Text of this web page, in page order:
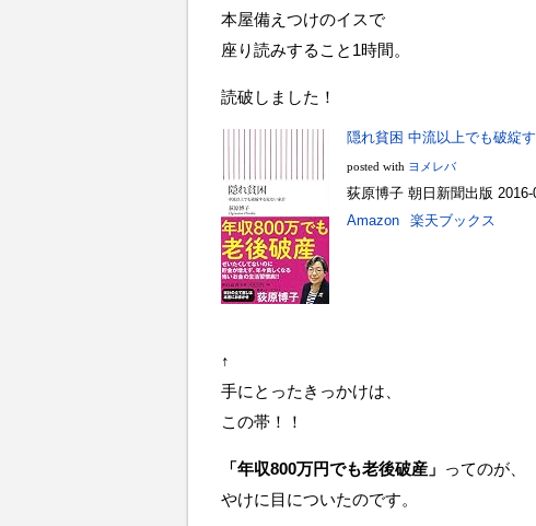
本屋備えつけのイスで
座り読みすること1時間。
読破しました！
隠れ貧困 中流以上でも破綻
posted with ヨメレバ
荻原博子 朝日新聞出版 2016-
Amazon
楽天ブックス
↑
手にとったきっかけは、
この帯！！
「年収800万円でも老後破産」 ってのが、
やけに目についたのです。